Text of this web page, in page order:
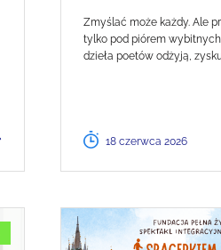
Zmyślać może każdy. Ale
tylko pod piórem
dzieła poetów odżyją,
18 czerwca 2026